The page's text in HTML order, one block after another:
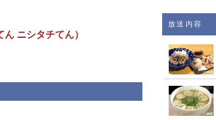
ん ニシタチてん）
放送内容